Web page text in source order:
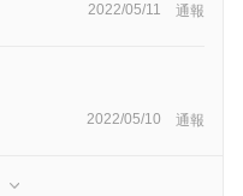
2022/05/11 通報
2022/05/10 通報